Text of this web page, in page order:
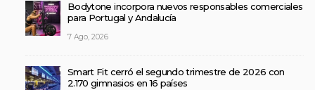
Bodytone incorpora nuevos responsables comerciales
para Portugal y Andalucía
7 Ago, 2026
Smart Fit cerró el segundo trimestre de 2026 con
2.170 gimnasios en 16 países